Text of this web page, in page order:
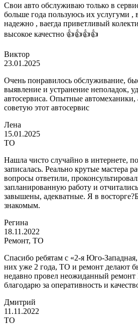
Свои авто обслуживаю только в
больше года пользуюсь их услугуми ,
надежно , ваегда приветливый
высокое качестно 👍👍👍👍
Виктор
23.01.2025
Очень понравилось обслуживание,
выявление и устранение неполадок,
автосервиса. Опытные автомеханики,
советую этот автосервис
Лена
15.01.2025
ТО
Нашла чисто случайно в интернете,
записалась. Реально крутые мастера
вопросы ответили,
запланированную работу и
завышены, адекватные. Я в
знакомым.
Регина
18.11.2022
Ремонт, ТО
Спасибо ребятам с «2-я Юго-
них уже 2 года, ТО и ремонт делают
недавно провел неожиданный
благодарю за оперативность и
Дмитрий
11.11.2022
ТО